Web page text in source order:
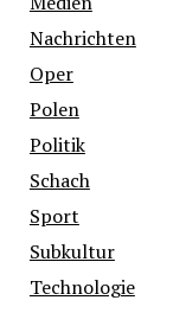
Nachrichten
Oper
Polen
Politik
Schach
Sport
Subkultur
Technologie